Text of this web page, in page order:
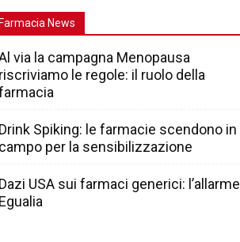
News
via la campagna Menopausa
le regole: il ruolo della
Spiking: le farmacie scendono in
per la sensibilizzazione
USA sui farmaci generici: l’allarme